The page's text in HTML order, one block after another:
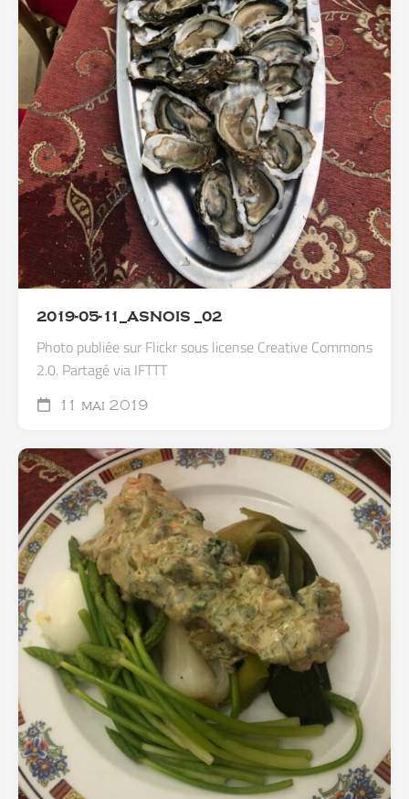
2019-05-11_ASNOIS _02
Photo publiée sur Flickr sous license Creative Commons
2.0. Partagé via IFTTT
11 mai 2019